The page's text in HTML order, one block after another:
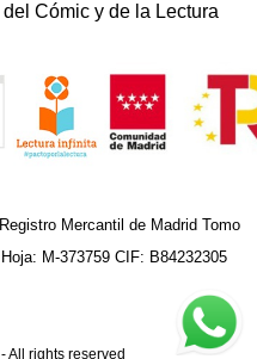
Cómic y de la Lectura
Mercantil de Madrid Tomo
M-373759 CIF: B84232305
All rights reserved